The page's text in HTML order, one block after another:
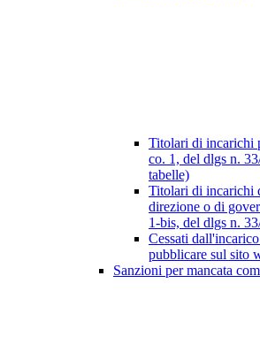
Titolari di incarichi
co. 1, del dlgs n.
tabelle)
Titolari di incarichi
direzione o di
1-bis, del dlgs n.
Cessati
pubblicare sul sito
Sanzioni per mancata